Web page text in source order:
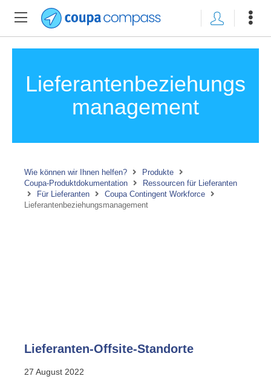
Lieferantenbeziehungs
management
Wie können wir Ihnen helfen?
Produkte
Coupa-Produktdokumentation
Ressourcen für Lieferanten
Für Lieferanten
Coupa Contingent Workforce
Lieferantenbeziehungsmanagement
Lieferanten-Offsite-Standorte
27 August 2022